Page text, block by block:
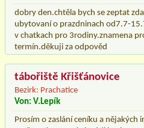
dobry den.chtěla bych se zeptat
ubytovaní o prazdninach od7.7-
v chatkach pro 3rodiny.znamena
termín.děkuji za odpověd
tábořiště Křišťánovice
Bezirk: Prachatice
Von: V.Lepík
Prosím o zaslání ceníku a nějakých